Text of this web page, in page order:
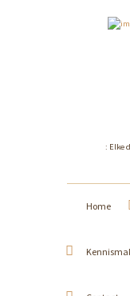
: Elke
Home